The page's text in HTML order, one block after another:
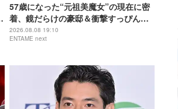
57歳になった“元祖美魔女”の現在に密
着、鏡だらけの豪邸＆衝撃すっぴん姿
を披露
2026.08.08 19:10
ENTAME next